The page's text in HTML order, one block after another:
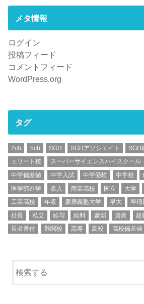
メタ情報
ログイン
投稿フィード
コメントフィード
WordPress.org
タグ
2ch 5ch SGH SGHアソシエイト SGH
エリート校
スーパーサイエンスハイスクール
中学偏差値
中学入試 中学受験 中学校
医学部進学
収入 商業高校 国立 大学
工業高校
年収 慶應義塾大学 早大 早稲
社長
私立 給与 給料 豪邸 資産 超
長者番付
難関校 高専 高校 高校偏差値